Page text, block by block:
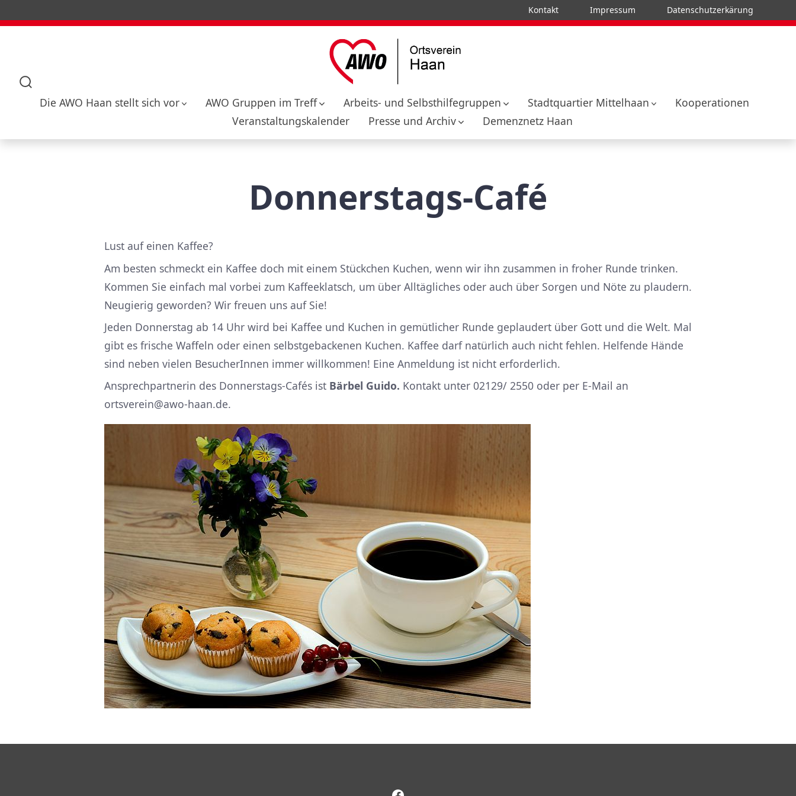
Inhalt
Kontakt Impressum Datenschutzerkärung
ein-/ausblenden
Die AWO Haan stellt sich vor AWO Gruppen im Treff Arbeits- und Selbsthilfegruppen Stadtquartier Mittelhaan
Kooperationen
Veranstaltungskalender
Presse und Archiv Demenznetz Haan
Donnerstags-Café
Lust auf einen Kaffee?
Am besten schmeckt ein Kaffee doch mit einem Stückchen Kuchen, wenn wir ihn zusammen in froher Runde trinken.
Kommen Sie einfach mal vorbei zum Kaffeeklatsch, um über Alltägliches oder auch über Sorgen und Nöte zu plaudern.
Neugierig geworden? Wir freuen uns auf Sie!
Jeden Donnerstag ab 14 Uhr wird bei Kaffee und Kuchen in gemütlicher Runde geplaudert über Gott und die Welt. Mal
gibt es frische Waffeln oder einen selbstgebackenen Kuchen. Kaffee darf natürlich auch nicht fehlen. Helfende Hände
sind neben vielen BesucherInnen immer willkommen! Eine Anmeldung ist nicht erforderlich.
Ansprechpartnerin des Donnerstags-Cafés ist Bärbel Guido. Kontakt unter 02129/ 2550 oder per E-Mail an
ortsverein@awo-haan.de.